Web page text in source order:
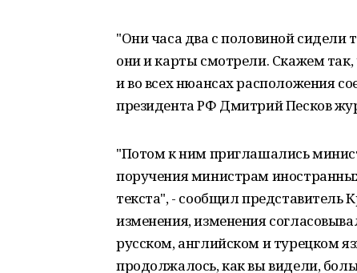
"Они часа два с половиной сидели
они и карты смотрели. Скажем
и во всех нюансах расположения
президента РФ Дмитрий Песков
"Потом к ним приглашались
поручения министрам
текста", - сообщил
изменения, изменения
русском, английском и турецком
продолжалось, как вы видели,